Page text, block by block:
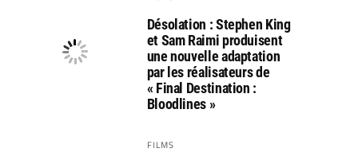
Désolation : Stephen King
et Sam Raimi produisent
une nouvelle adaptation
par les réalisateurs de
« Final Destination :
Bloodlines »
FILMS